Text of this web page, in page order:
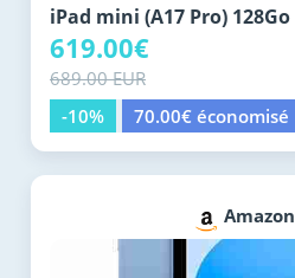
iPad mini (A17 Pro) 128Go
619.00€
689.00 EUR
-10%
70.00€ économisé
Amazon